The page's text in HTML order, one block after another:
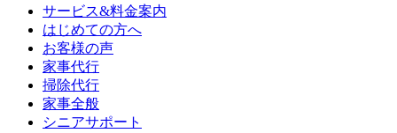
サービス&料金案内
はじめての方へ
お客様の声
家事代行
掃除代行
家事全般
シニアサポート